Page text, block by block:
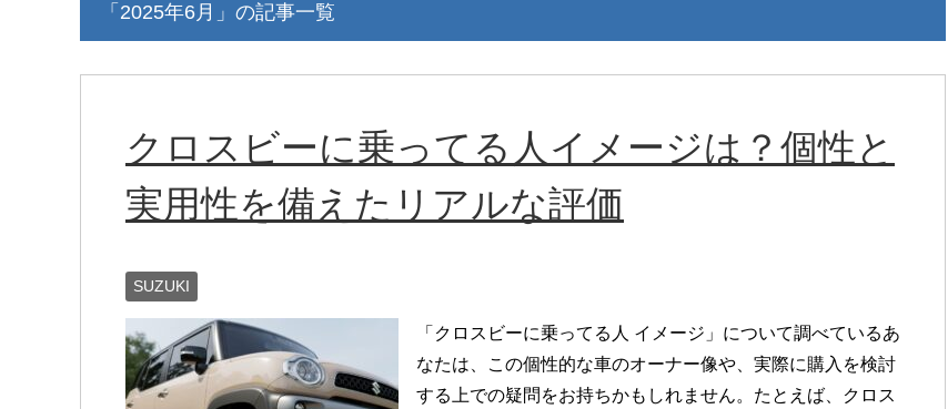
「2025年6月」の記事一覧
クロスビーに乗ってる人イメージは？個性と
実用性を備えたリアルな評価
SUZUKI
「クロスビーに乗ってる人 イメージ」について調べているあ
なたは、この個性的な車のオーナー像や、実際に購入を検討
する上での疑問をお持ちかもしれません。たとえば、クロス